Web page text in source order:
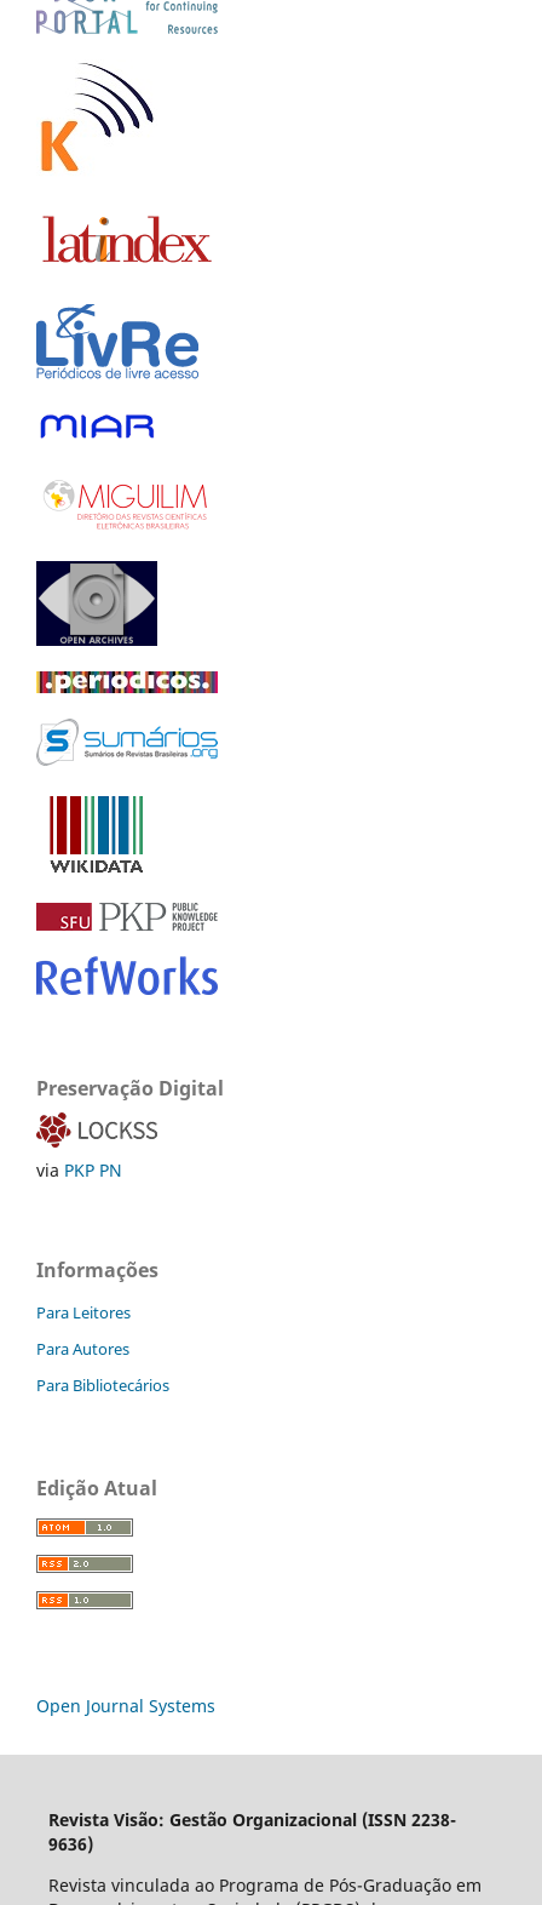
Preservação Digital
via PKP PN
Informações
Para Leitores
Para Autores
Para Bibliotecários
Edição Atual
Open Journal Systems
Revista Visão: Gestão Organizacional (ISSN 2238-
9636)
Revista vinculada ao Programa de Pós-Graduação em